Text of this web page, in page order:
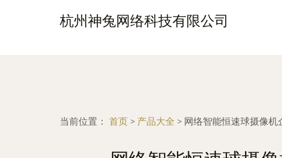
杭州神兔网络科技有限公司
当前位置： 首页 > 产品大全 > 网络智能恒速球摄像